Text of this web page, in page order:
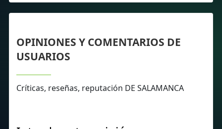
OPINIONES Y COMENTARIOS DE
USUARIOS
Críticas, reseñas, reputación DE SALAMANCA